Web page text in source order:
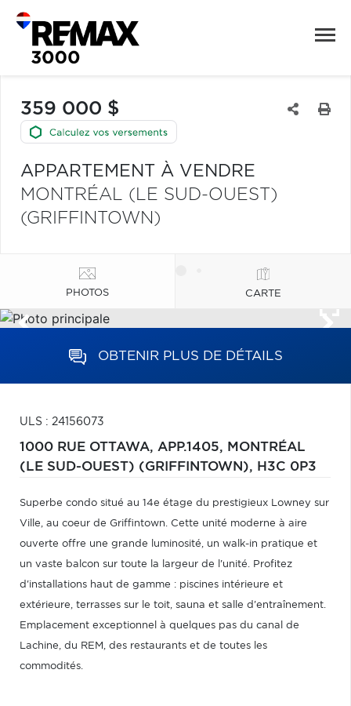
359 000 $
APPARTEMENT À VENDRE
MONTRÉAL (LE SUD-OUEST)
(GRIFFINTOWN)
PHOTOS CARTE
OBTENIR PLUS DE DÉTAILS
ULS : 24156073
1000 RUE OTTAWA, APP.1405, MONTRÉAL
(LE SUD-OUEST) (GRIFFINTOWN), H3C 0P3
Superbe condo situé au 14e étage du prestigieux Lowney sur
Ville, au coeur de Griffintown. Cette unité moderne à aire
ouverte offre une grande luminosité, un walk-in pratique et
un vaste balcon sur toute la largeur de l'unité. Profitez
d'installations haut de gamme : piscines intérieure et
extérieure, terrasses sur le toit, sauna et salle d'entraînement.
Emplacement exceptionnel à quelques pas du canal de
Lachine, du REM, des restaurants et de toutes les
commodités.